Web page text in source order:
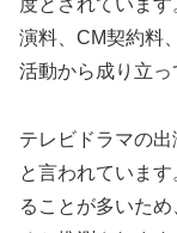
度とされていま
演料、CM契約料
活動から成り立っ
テレビドラマの
と言われていま
ることが多いた